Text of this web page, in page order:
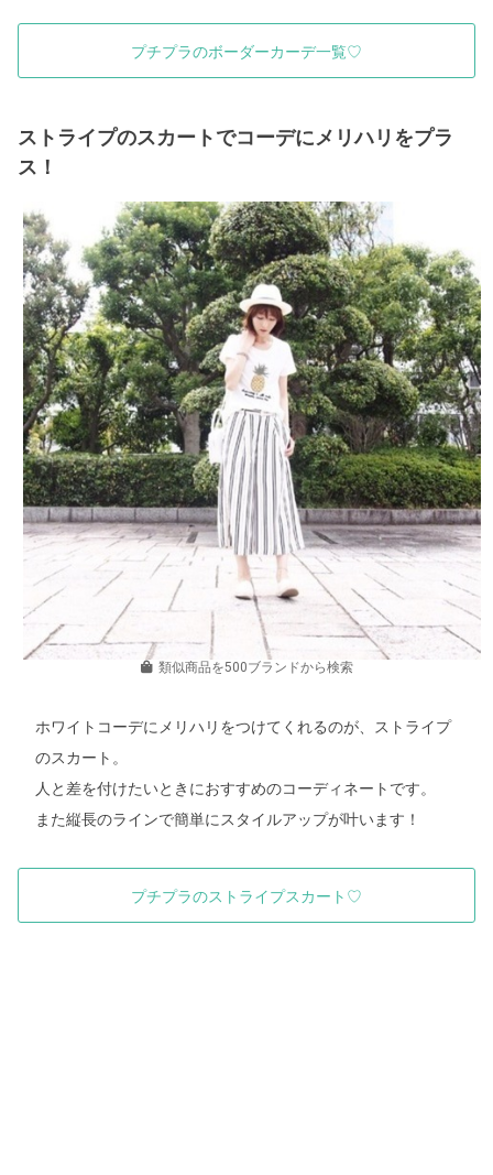
プチプラのボーダーカーデ一覧♡
ストライプのスカートでコーデにメリハリをプラ
ス！
類似商品を500ブランドから検索
ホワイトコーデにメリハリをつけてくれるのが、ストライプ
のスカート。
人と差を付けたいときにおすすめのコーディネートです。
また縦長のラインで簡単にスタイルアップが叶います！
プチプラのストライプスカート♡